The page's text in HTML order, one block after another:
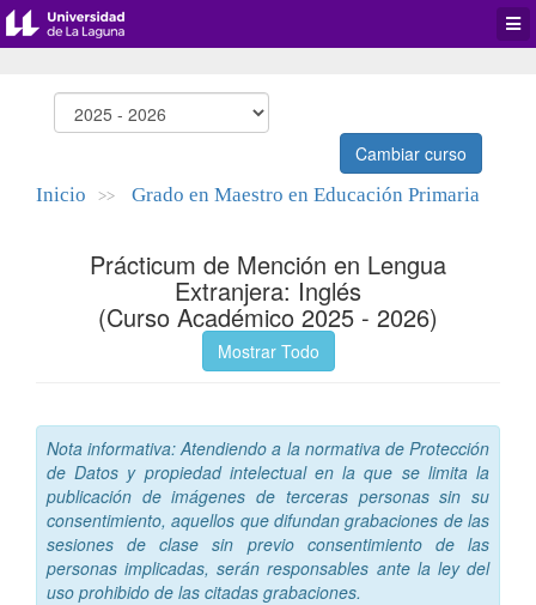
Cambiar curso
Inicio >> Grado en Maestro en Educación Primaria
Prácticum de Mención en Lengua
Extranjera: Inglés
(Curso Académico 2025 - 2026)
Mostrar Todo
Nota informativa: Atendiendo a la normativa de Protección
de Datos y propiedad intelectual en la que se limita la
publicación de imágenes de terceras personas sin su
consentimiento, aquellos que difundan grabaciones de las
sesiones de clase sin previo consentimiento de las
personas implicadas, serán responsables ante la ley del
uso prohibido de las citadas grabaciones.